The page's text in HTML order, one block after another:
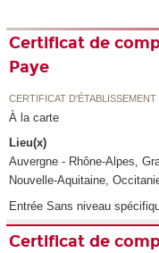
Certificat de
Paye
CERTIFICAT D'ÉTABLISSEMENT
À la carte
Lieu(x)
Auvergne - Rhône-Alpes,
Nouvelle-Aquitaine,
Entrée Sans niveau
Certificat de